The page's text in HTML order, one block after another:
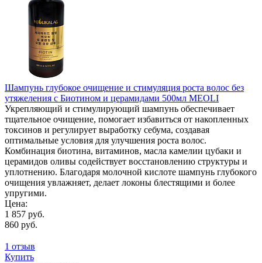
Шампунь глубокое очищение и стимуляция роста волос без
утяжеления с Биотином и церамидами 500мл MEOLI
Укрепляющий и стимулирующий шампунь обеспечивает
тщательное очищение, помогает избавиться от накопленных
токсинов и регулирует выработку себума, создавая
оптимальные условия для улучшения роста волос.
Комбинация биотина, витаминов, масла камелии цубаки и
церамидов оливы содействует восстановлению структуры и
уплотнению. Благодаря молочной кислоте шампунь глубокого
очищения увлажняет, делает локоны блестящими и более
упругими.
Цена:
1 857 руб.
860 руб.
1 отзыв
Купить